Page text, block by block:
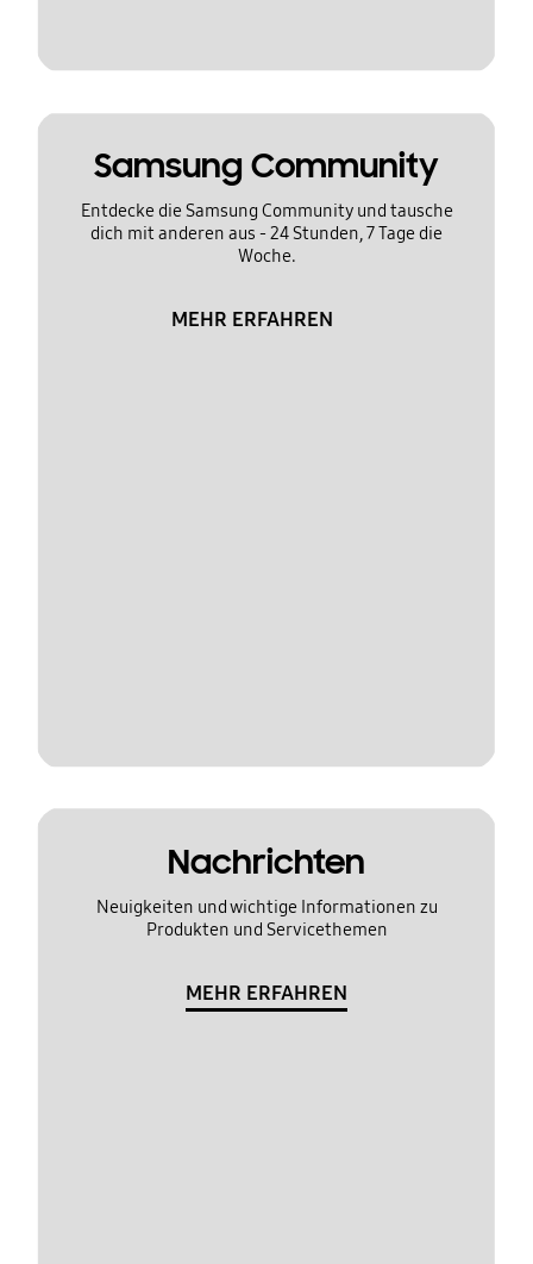
Samsung Community
Entdecke die Samsung Community und tausche
dich mit anderen aus - 24 Stunden, 7 Tage die
Woche.
MEHR ERFAHREN
Nachrichten
Neuigkeiten und wichtige Informationen zu
Produkten und Servicethemen
MEHR ERFAHREN